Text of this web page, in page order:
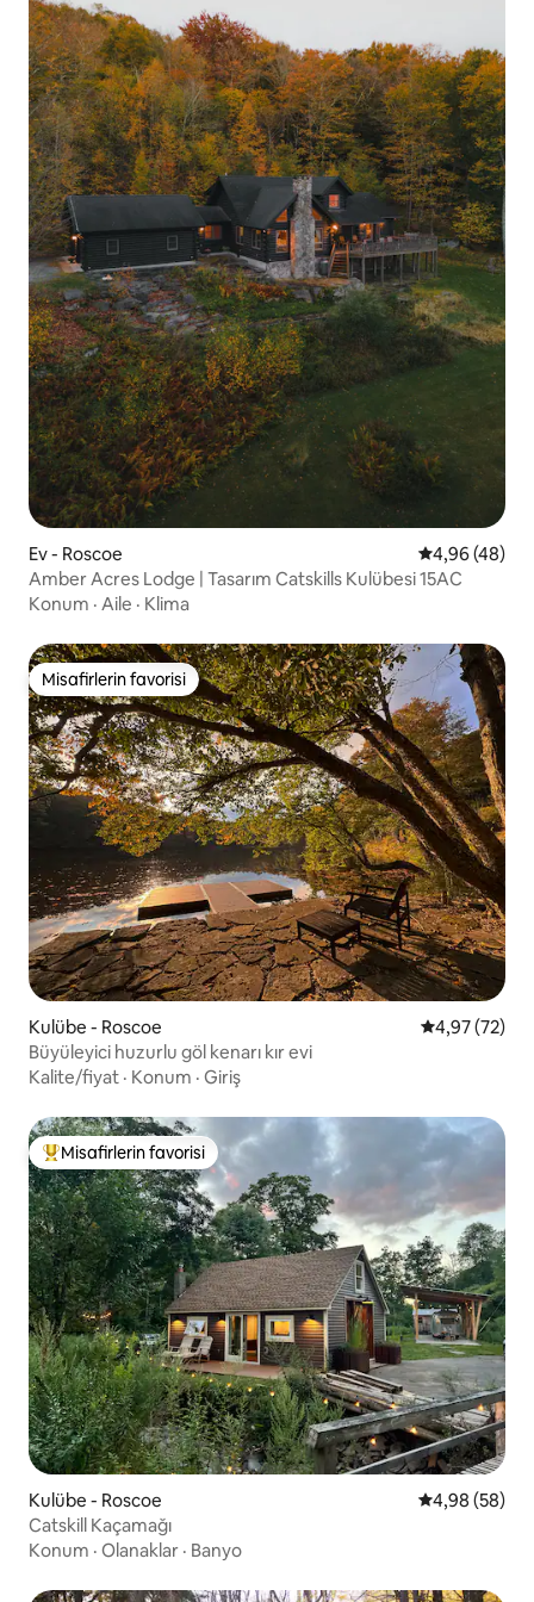
Ev - Roscoe 5 üzerinden
4,96 (48)
Amber Acres Lodge | Tasarım Catskills Kulübesi 15AC
Konum · Aile · Klima
Misafirlerin favorisi
Misafirlerin favorisi
Kulübe - Roscoe 5 üzerinden
4,97 (72)
Büyüleyici huzurlu göl kenarı kır evi
Kalite/fiyat · Konum · Giriş
Misafirlerin favorilerinden en beğenilenler arasında
Misafirlerin favorisi
Kulübe - Roscoe 5 üzerinden
4,98 (58)
Catskill Kaçamağı
Konum · Olanaklar · Banyo